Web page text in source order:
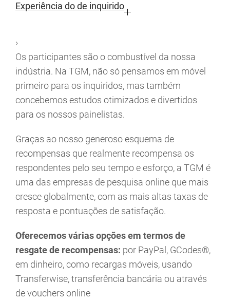
Experiência do de inquirido
›
Os participantes são o combustível da nossa
indústria. Na TGM, não só pensamos em móvel
primeiro para os inquiridos, mas também
concebemos estudos otimizados e divertidos
para os nossos painelistas.
Graças ao nosso generoso esquema de
recompensas que realmente recompensa os
respondentes pelo seu tempo e esforço, a TGM é
uma das empresas de pesquisa online que mais
cresce globalmente, com as mais altas taxas de
resposta e pontuações de satisfação.
Oferecemos várias opções em termos de
resgate de recompensas: por PayPal, GCodes®,
em dinheiro, como recargas móveis, usando
Transferwise, transferência bancária ou através
de vouchers online